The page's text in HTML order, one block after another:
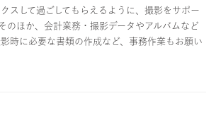
スして過ごしてもらえるように、撮影をサポー
のほか、会計業務・撮影データやアルバムなど
時に必要な書類の作成など、事務作業もお願い